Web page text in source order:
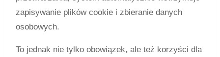
zapisywanie plików cookie i zbieranie danych
osobowych.
To jednak nie tylko obowiązek, ale też korzyści dla